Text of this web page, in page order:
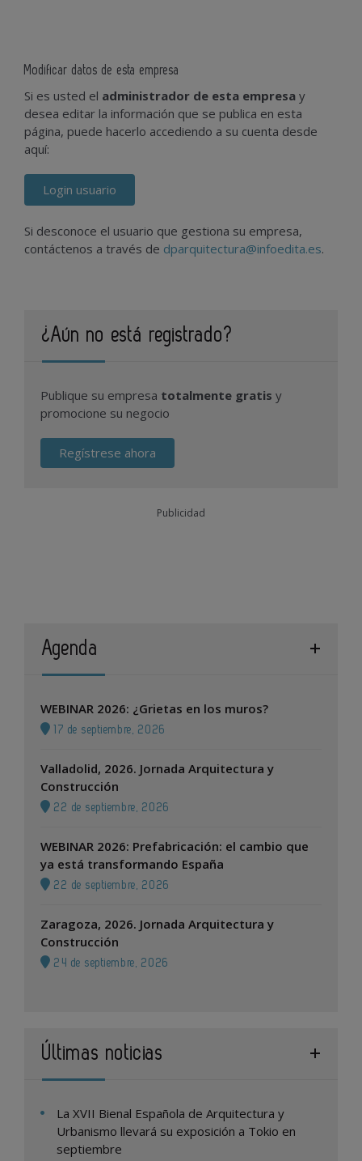
Modificar datos de esta empresa
Si es usted el administrador de esta empresa y
desea editar la información que se publica en esta
página, puede hacerlo accediendo a su cuenta desde
aquí:
Login usuario
Si desconoce el usuario que gestiona su empresa,
contáctenos a través de dparquitectura@infoedita.es.
¿Aún no está registrado?
Publique su empresa totalmente gratis y
promocione su negocio
Regístrese ahora
Publicidad
Agenda
WEBINAR 2026: ¿Grietas en los muros?
17 de septiembre, 2026
Valladolid, 2026. Jornada Arquitectura y
Construcción
22 de septiembre, 2026
WEBINAR 2026: Prefabricación: el cambio que
ya está transformando España
22 de septiembre, 2026
Zaragoza, 2026. Jornada Arquitectura y
Construcción
24 de septiembre, 2026
Últimas noticias
La XVII Bienal Española de Arquitectura y
Urbanismo llevará su exposición a Tokio en
septiembre